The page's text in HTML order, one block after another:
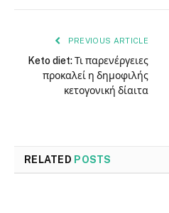
PREVIOUS ARTICLE
Keto diet: Τι παρενέργειες
προκαλεί η δημοφιλής
κετογονική δίαιτα
RELATED POSTS